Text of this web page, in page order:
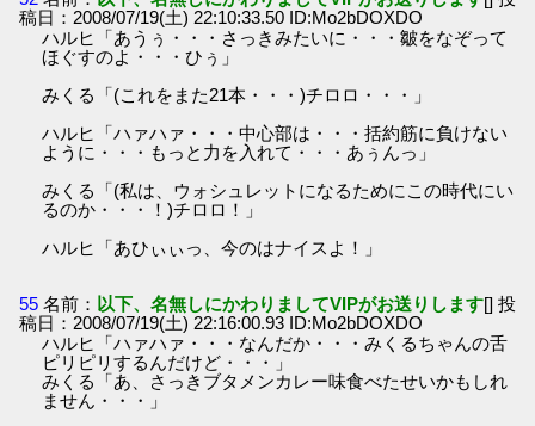
稿日：2008/07/19(土) 22:10:33.50 ID:Mo2bDOXDO
ハルヒ「あうぅ・・・さっきみたいに・・・皺をなぞって
ほぐすのよ・・・ひぅ」
みくる「(これをまた21本・・・)チロロ・・・」
ハルヒ「ハァハァ・・・中心部は・・・括約筋に負けない
ように・・・もっと力を入れて・・・あぅんっ」
みくる「(私は、ウォシュレットになるためにこの時代にい
るのか・・・！)チロロ！」
ハルヒ「あひぃぃっ、今のはナイスよ！」
55 名前： 以下、名無しにかわりましてVIPがお送りします[] 投
稿日：2008/07/19(土) 22:16:00.93 ID:Mo2bDOXDO
ハルヒ「ハァハァ・・・なんだか・・・みくるちゃんの舌
ピリピリするんだけど・・・」
みくる「あ、さっきブタメンカレー味食べたせいかもしれ
ません・・・」